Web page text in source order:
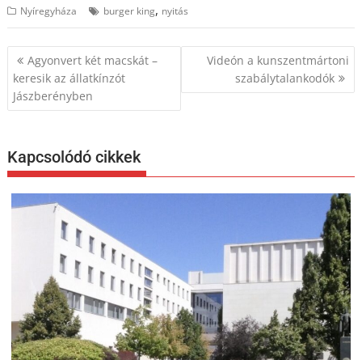
Nyíregyháza burger king, nyitás
Bejegyzés
navigáció
Agyonvert két macskát –
keresik az állatkínzót
Jászberényben
Videón a kunszentmártoni
szabálytalankodók
Kapcsolódó cikkek